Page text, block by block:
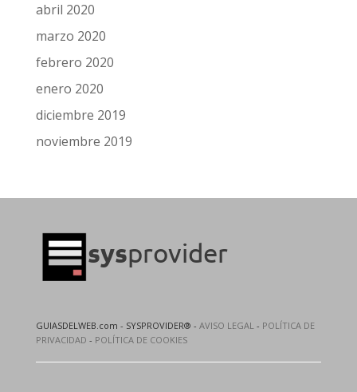
abril 2020
marzo 2020
febrero 2020
enero 2020
diciembre 2019
noviembre 2019
GUIASDELWEB.com - SYSPROVIDER® - AVISO LEGAL - POLÍTICA DE
PRIVACIDAD - POLÍTICA DE COOKIES